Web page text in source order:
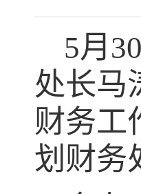
5月
处长马
财务工
划财务